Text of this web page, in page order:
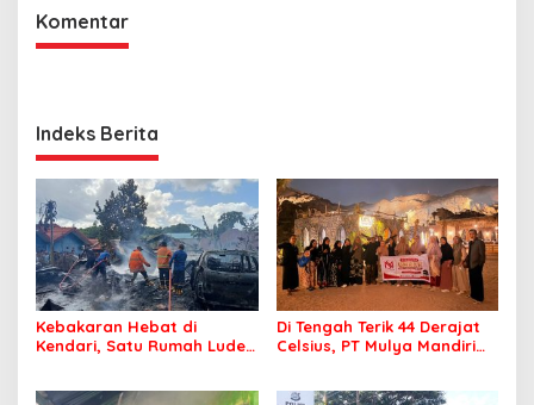
Komentar
Indeks Berita
Kebakaran Hebat di
Kendari, Satu Rumah Ludes
Di Tengah Terik 44 Derajat
Celsius, PT Mulya Mandiri